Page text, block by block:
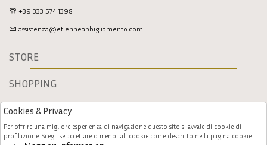
+39 333 574 1398
assistenza@etienneabbigliamento.com
STORE
SHOPPING
Cookies & Privacy
Per offrire una migliore esperienza di navigazione questo sito si avvale di cookie di
profilazione. Scegli se accettare o meno tali cookie come descritto nella pagina cookie